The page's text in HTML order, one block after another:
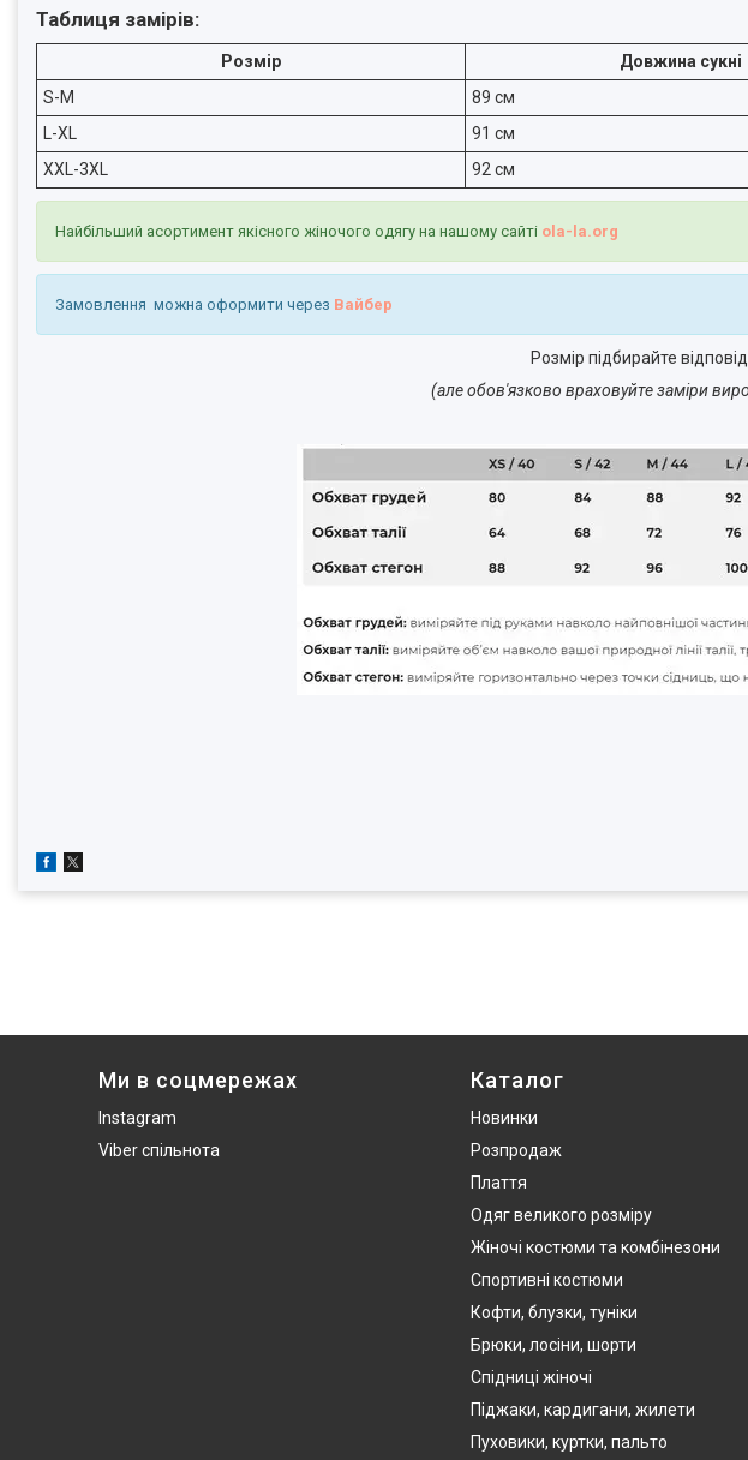
Таблиця замірів:
Розмір Довжина сукні
S-M
89 см
L-XL
91 см
XXL-3XL
92 см
Найбільший асортимент якісного жіночого одягу на нашому сайті ola-la.org
Замовлення можна оформити через Вайбер
Розмір підбирайте
(але обов'язково враховуйте заміри
Ми в соцмережах
Instagram
Viber спільнота
Каталог
Новинки
Розпродаж
Плаття
Одяг великого розміру
Жіночі костюми та комбінезони
Спортивні костюми
Кофти, блузки, туніки
Брюки, лосіни, шорти
Спідниці жіночі
Піджаки, кардигани, жилети
Пуховики, куртки, пальто